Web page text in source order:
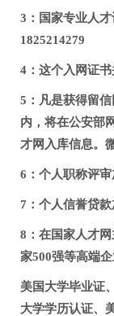
3：国家专业人
1825214279
4：这个入网证
5：凡是获得留
内，将在公安部
才网入库信息。
6：个人职称评审
7：个人信誉贷款
8：在国家人才
家500强等高端企
美国大学毕业证
大学学历认证、